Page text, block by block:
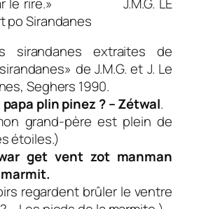
po Sirandanes
sirandanes extraites de
de J.M.G. et J. Le
Seghers 1990.
papa plin pinez ? – Zétwal.
grand-père est plein de
étoiles.)
get vent zot manman
marmit.
regardent brûler le ventre